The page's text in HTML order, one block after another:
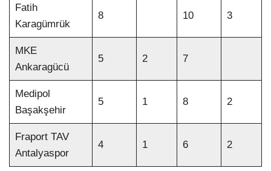
Fatih
Karagümrük
8 10 3
MKE
Ankaragücü
5 2 7
Medipol
Başakşehir
5 1 8 2
Fraport TAV
Antalyaspor
4 1 6 2